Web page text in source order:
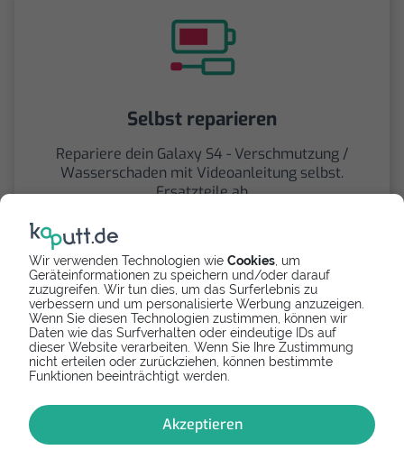
Wir verwenden Technologien wie Cookies , um
Geräteinformationen zu speichern und/oder darauf
zuzugreifen. Wir tun dies, um das Surferlebnis zu
verbessern und um personalisierte Werbung anzuzeigen.
Wenn Sie diesen Technologien zustimmen, können wir
Daten wie das Surfverhalten oder eindeutige IDs auf
dieser Website verarbeiten. Wenn Sie Ihre Zustimmung
nicht erteilen oder zurückziehen, können bestimmte
Funktionen beeinträchtigt werden.
Akzeptieren
Selbst reparieren
Repariere dein Galaxy S4 - Verschmutzung /
Wasserschaden mit Videoanleitung selbst.
Ersatzteile ab
Spenden
Spende Dein Gerät über
handysfuerdieumwelt.de
für einen guten Zweck.